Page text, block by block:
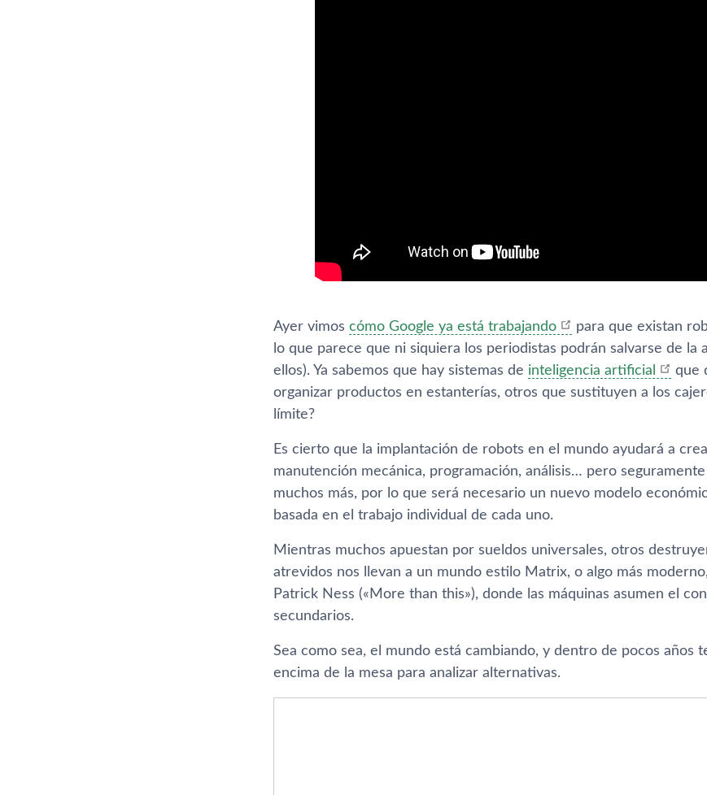
Ayer vimos cómo Google ya está trabajando
para que existan
lo que parece que ni siquiera los periodistas podrán salvarse de la
ellos). Ya sabemos que hay sistemas de inteligencia artificial
que
organizar productos en estanterí­as, otros que sustituyen a los
lí­mite?
Es cierto que la implantación de robots en el mundo ayudará a
manutención mecánica, programación, análisis… pero
muchos más, por lo que será necesario un nuevo modelo
basada en el trabajo individual de cada uno.
Mientras muchos apuestan por sueldos universales, otros
atrevidos nos llevan a un mundo estilo Matrix, o algo más
Patrick Ness («More than this»), donde las máquinas asumen el
secundarios.
Sea como sea, el mundo está cambiando, y dentro de pocos años
encima de la mesa para analizar alternativas.